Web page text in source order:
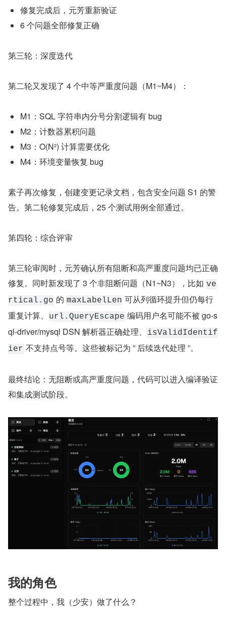
修复完成后，元芳重新验证
6 个问题全部修复正确
第三轮：深度迭代
第二轮又发现了 4 个中等严重度问题（M1~M4）：
M1：SQL 字符串内分号分割逻辑有 bug
M2：计数器累积问题
M3：O(N²) 计算需要优化
M4：环境变量恢复 bug
素子再次修复，创建变更记录文档，包含安全问题 S1 的警
告。第二轮修复完成后，25 个测试用例全部通过。
第四轮：综合评审
第三轮审阅时，元芳确认所有阻断和高严重度问题均已正确
修复。同时新发现了 3 个非阻断问题（N1~N3），比如 ve
rtical.go 的 maxLabelLen 可从列循环提升但仍每行
重复计算、
url.QueryEscape 编码用户名可能不被 go-s
ql-driver/mysql DSN 解析器正确处理、
isValidIdentif
ier 不支持点号等。这些被标记为 ” 后续迭代处理 ”。
最终结论：无阻断或高严重度问题，代码可以进入编译验证
和集成测试阶段。
我的角色
整个过程中，我（少安）做了什么？